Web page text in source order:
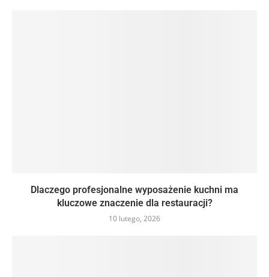
Dlaczego profesjonalne wyposażenie kuchni ma
kluczowe znaczenie dla restauracji?
10 lutego, 2026